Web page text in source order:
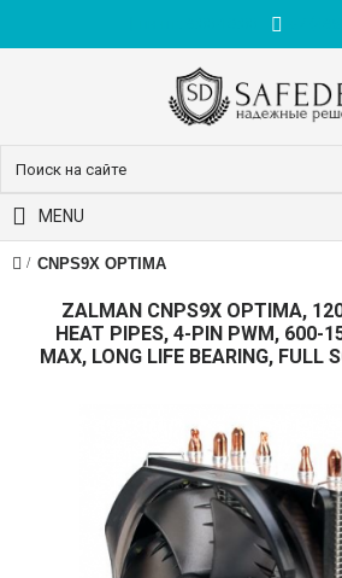
MENU
CNPS9X OPTIMA
ZALMAN CNPS9X OPTIMA,
HEAT PIPES, 4-PIN PWM, 600-
MAX, LONG LIFE BEARING, FULL